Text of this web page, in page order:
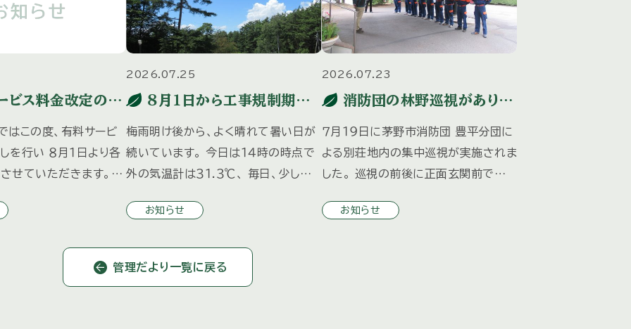
ビス料金改定のお
はこの度、有料サービ
を行い ８月１日より各
せていただきます。 ８
、 先日各オーナー様に
2026.07.25
８月１日から工事規制期間
梅雨明け後から、よく晴れて暑い日が
続いています。 今日は１４時の時点で
外の気温計は３１.３℃、 毎日、少し外
われ、 標高１２００ｍでこの暑さなら大
お知らせ
2026.07.23
消防団の林野巡視がありま
７月１９日に茅野市消防団 豊平分団に
よる別荘地内の集中巡視が実施されま
した。 巡視の前後に正面玄関前で出
シーズンに備え、防火・防犯の注意喚
お知らせ
管理だより一覧に戻る